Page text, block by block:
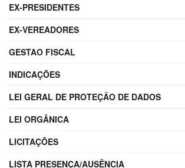
EX-PRESIDENTES
EX-VEREADORES
GESTAO FISCAL
INDICAÇÕES
LEI GERAL DE PROTEÇÃO DE DADOS
LEI ORGÂNICA
LICITAÇÕES
LISTA PRESENÇA/AUSÊNCIA